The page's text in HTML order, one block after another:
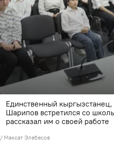
/ Максат Элебесов
Единственный
Шарипов встретился со
рассказал им о своей работе